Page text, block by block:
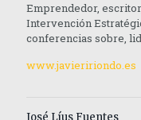
Emprendedor,
Intervención
conferencias sobre,
www.javieririondo.es